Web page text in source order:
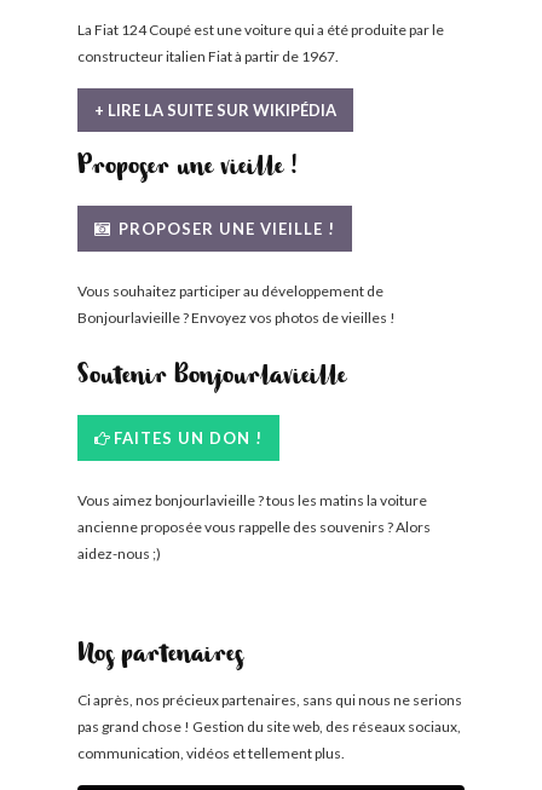
La Fiat 124 Coupé est une voiture qui a été produite par le
constructeur italien Fiat à partir de 1967.
+ LIRE LA SUITE SUR WIKIPÉDIA
Proposer une vieille !
PROPOSER UNE VIEILLE !
Vous souhaitez participer au développement de
Bonjourlavieille ? Envoyez vos photos de vieilles !
Soutenir Bonjourlavieille
FAITES UN DON !
Vous aimez bonjourlavieille ? tous les matins la voiture
ancienne proposée vous rappelle des souvenirs ? Alors
aidez-nous ;)
Nos partenaires
Ci après, nos précieux partenaires, sans qui nous ne serions
pas grand chose ! Gestion du site web, des réseaux sociaux,
communication, vidéos et tellement plus.